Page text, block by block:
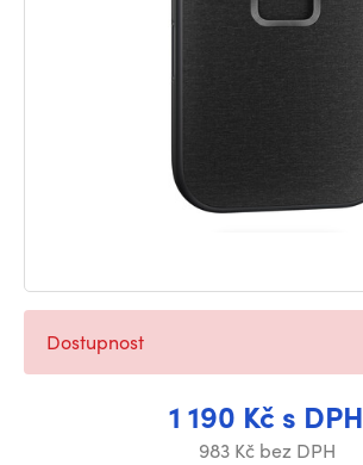
1 190 Kč s DPH
983 Kč bez DPH
Dostupnost